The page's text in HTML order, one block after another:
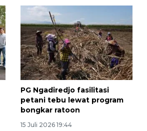
PG Ngadiredjo fasilitasi
petani tebu lewat program
bongkar ratoon
15 Juli 2026 19:44